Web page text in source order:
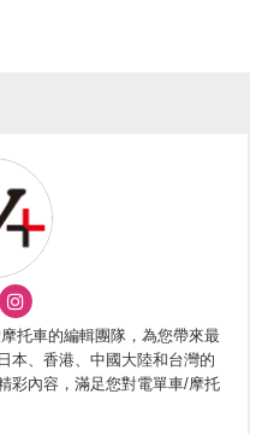
托車的編輯團隊，為您帶來最
本、香港、中國大陸和台灣的
彩內容，滿足您對電單車/摩托